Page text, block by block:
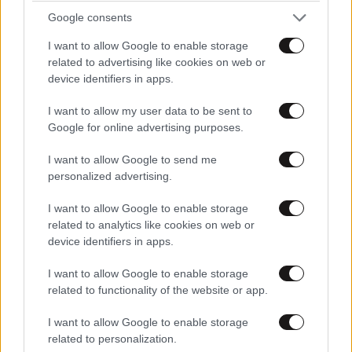
Google consents
I want to allow Google to enable storage
related to advertising like cookies on web or
device identifiers in apps.
I want to allow my user data to be sent to
Google for online advertising purposes.
I want to allow Google to send me
personalized advertising.
I want to allow Google to enable storage
related to analytics like cookies on web or
device identifiers in apps.
I want to allow Google to enable storage
related to functionality of the website or app.
I want to allow Google to enable storage
related to personalization.
Μυαλό 18·11·2025 17:42